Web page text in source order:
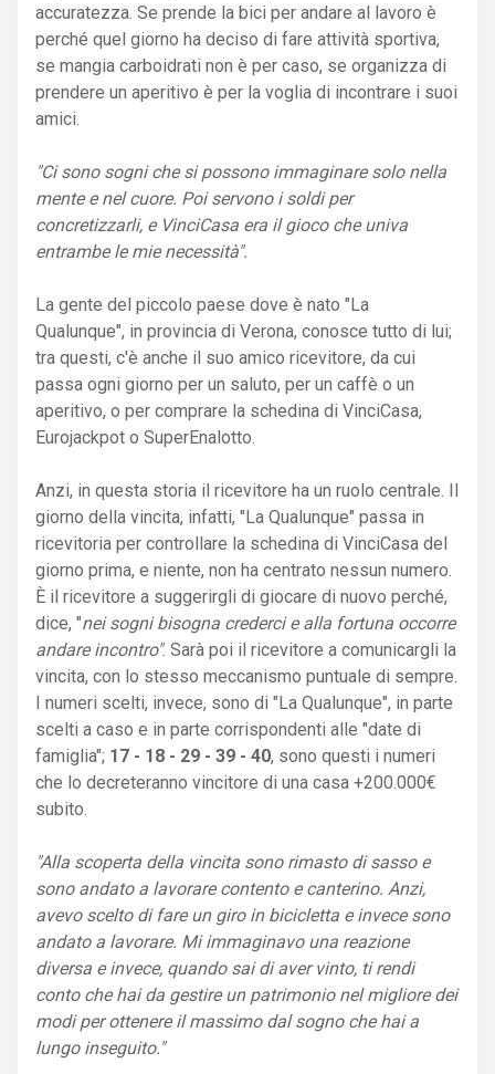
accuratezza. Se prende la bici per andare al lavoro è
perché quel giorno ha deciso di fare attività sportiva,
se mangia carboidrati non è per caso, se organizza di
prendere un aperitivo è per la voglia di incontrare i suoi
amici.
"Ci sono sogni che si possono immaginare solo nella
mente e nel cuore. Poi servono i soldi per
concretizzarli, e VinciCasa era il gioco che univa
entrambe le mie necessità".
La gente del piccolo paese dove è nato "La
Qualunque", in provincia di Verona, conosce tutto di lui;
tra questi, c'è anche il suo amico ricevitore, da cui
passa ogni giorno per un saluto, per un caffè o un
aperitivo, o per comprare la schedina di VinciCasa,
Eurojackpot o SuperEnalotto.
Anzi, in questa storia il ricevitore ha un ruolo centrale. Il
giorno della vincita, infatti, "La Qualunque" passa in
ricevitoria per controllare la schedina di VinciCasa del
giorno prima, e niente, non ha centrato nessun numero.
È il ricevitore a suggerirgli di giocare di nuovo perché,
dice, "nei sogni bisogna crederci e alla fortuna occorre
andare incontro". Sarà poi il ricevitore a comunicargli la
vincita, con lo stesso meccanismo puntuale di sempre.
I numeri scelti, invece, sono di "La Qualunque", in parte
scelti a caso e in parte corrispondenti alle "date di
famiglia"; 17 - 18 - 29 - 39 - 40, sono questi i numeri
che lo decreteranno vincitore di una casa +200.000€
subito.
"Alla scoperta della vincita sono rimasto di sasso e
sono andato a lavorare contento e canterino. Anzi,
avevo scelto di fare un giro in bicicletta e invece sono
andato a lavorare. Mi immaginavo una reazione
diversa e invece, quando sai di aver vinto, ti rendi
conto che hai da gestire un patrimonio nel migliore dei
modi per ottenere il massimo dal sogno che hai a
lungo inseguito."